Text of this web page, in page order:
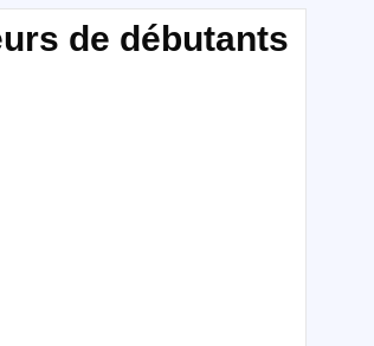
de débutants